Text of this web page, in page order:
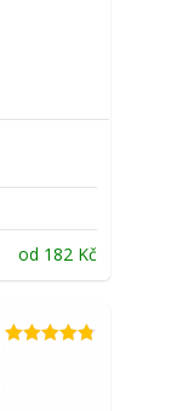
od 182 Kč